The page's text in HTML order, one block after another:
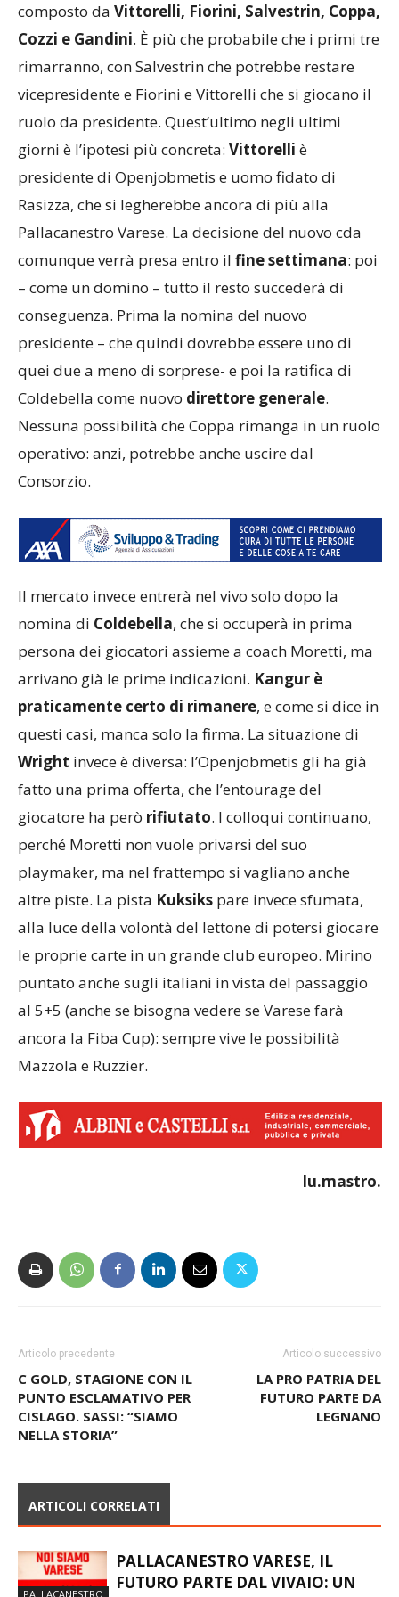
composto da Vittorelli, Fiorini, Salvestrin, Coppa,
Cozzi e Gandini. È più che probabile che i primi tre
rimarranno, con Salvestrin che potrebbe restare
vicepresidente e Fiorini e Vittorelli che si giocano il
ruolo da presidente. Quest’ultimo negli ultimi
giorni è l’ipotesi più concreta: Vittorelli è
presidente di Openjobmetis e uomo fidato di
Rasizza, che si legherebbe ancora di più alla
Pallacanestro Varese. La decisione del nuovo cda
comunque verrà presa entro il fine settimana: poi
– come un domino – tutto il resto succederà di
conseguenza. Prima la nomina del nuovo
presidente – che quindi dovrebbe essere uno di
quei due a meno di sorprese- e poi la ratifica di
Coldebella come nuovo direttore generale.
Nessuna possibilità che Coppa rimanga in un ruolo
operativo: anzi, potrebbe anche uscire dal
Consorzio.
Il mercato invece entrerà nel vivo solo dopo la
nomina di Coldebella, che si occuperà in prima
persona dei giocatori assieme a coach Moretti, ma
arrivano già le prime indicazioni. Kangur è
praticamente certo di rimanere, e come si dice in
questi casi, manca solo la firma. La situazione di
Wright invece è diversa: l’Openjobmetis gli ha già
fatto una prima offerta, che l’entourage del
giocatore ha però rifiutato. I colloqui continuano,
perché Moretti non vuole privarsi del suo
playmaker, ma nel frattempo si vagliano anche
altre piste. La pista Kuksiks pare invece sfumata,
alla luce della volontà del lettone di potersi giocare
le proprie carte in un grande club europeo. Mirino
puntato anche sugli italiani in vista del passaggio
al 5+5 (anche se bisogna vedere se Varese farà
ancora la Fiba Cup): sempre vive le possibilità
Mazzola e Ruzzier.
lu.mastro.
Articolo precedente
C GOLD, STAGIONE CON IL
PUNTO ESCLAMATIVO PER
CISLAGO. SASSI: “SIAMO
NELLA STORIA”
Articolo successivo
LA PRO PATRIA DEL
FUTURO PARTE DA
LEGNANO
ARTICOLI CORRELATI
PALLACANESTRO
PALLACANESTRO VARESE, IL
FUTURO PARTE DAL VIVAIO: UN